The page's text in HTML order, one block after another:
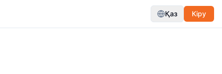
Қаз Кіру